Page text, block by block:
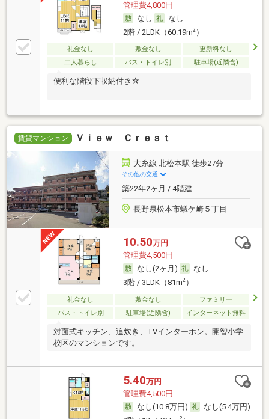
管理費4,800円
なし
なし
2階 / 2LDK（60.19m2）
礼金なし 敷金なし
更新料なし
二人暮らし
バス・トイレ別 駐車場(近隣含)
便利な階段下収納付き☆
賃貸マンション Ｖｉｅｗ Ｃｒｅｓｔ
大糸線 北松本駅 徒歩27分
その他の交通
築22年2ヶ月 / 4階建
長野県松本市蟻ケ崎５丁目
10.50万円
管理費4,500円
なし(2ヶ月)
なし
3階 / 3LDK（81m2）
礼金なし 敷金なし
ファミリー
バス・トイレ別
駐車場(近隣含) インターネット無料
対面式キッチン、追炊き、TVインターホン。開智小学
校区のマンションです。
5.40万円
管理費4,500円
なし(10.8万円)
なし(5.4万円)